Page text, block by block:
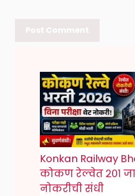
Konkan Railway
कोकण रेल्वेत २०१
नोकरीची संधी